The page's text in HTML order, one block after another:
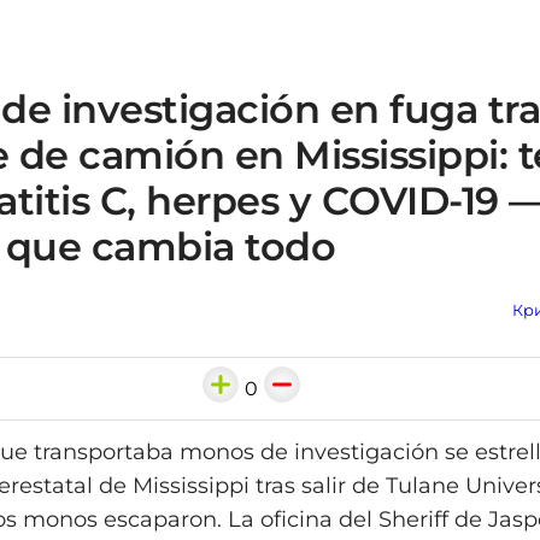
investigación en fuga
de camión en Mississippi:
C, herpes y COVID-19
cambia todo
0
transportaba monos de investigación se
de Mississippi tras salir de Tulane
monos escaparon. La oficina del Sheriff de